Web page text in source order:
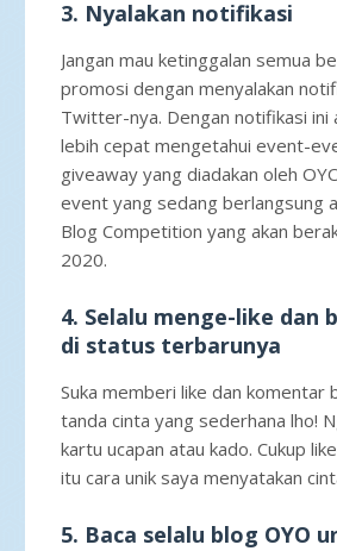
3. Nyalakan notifikasi
Jangan mau ketinggalan semua
promosi dengan menyalakan
Twitter-nya. Dengan notifikasi ini
lebih cepat mengetahui event-
giveaway yang diadakan oleh
event yang sedang berlangsung
Blog Competition yang akan
2020.
4. Selalu menge-like dan
di status terbarunya
Suka memberi like dan komentar
tanda cinta yang sederhana lho!
kartu ucapan atau kado. Cukup
itu cara unik saya menyatakan
5. Baca selalu blog OYO